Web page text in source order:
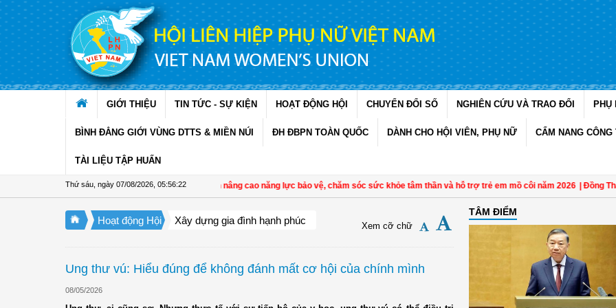
Truy cập nội dung luôn
GIỚI THIỆU TIN TỨC - SỰ KIỆN HOẠT ĐỘNG HỘI CHUYỂN ĐỔI SỐ NGHIÊN CỨU VÀ TRAO ĐỔI PHỤ
BÌNH ĐẲNG GIỚI VÙNG DTTS & MIỀN NÚI ĐH ĐBPN TOÀN QUỐC DÀNH CHO HỘI VIÊN, PHỤ NỮ CẨM NANG CÔNG
TÀI LIỆU TẬP HUẤN
Thứ sáu, ngày 07/08/2026 05:56:23
Đồng Tháp: Tập huấn nâng cao năng lực bảo vệ, chăm sóc sức khỏe tâm thần và hỗ trợ trẻ em mồ côi năm 2026 | Đồng Tháp:
Hoạt động Hội Xây dựng gia đình hạnh phúc Xem cỡ chữ
Ung thư vú: Hiểu đúng để không đánh mất cơ hội của chính mình
08/05/2026
TÂM ĐIỂM